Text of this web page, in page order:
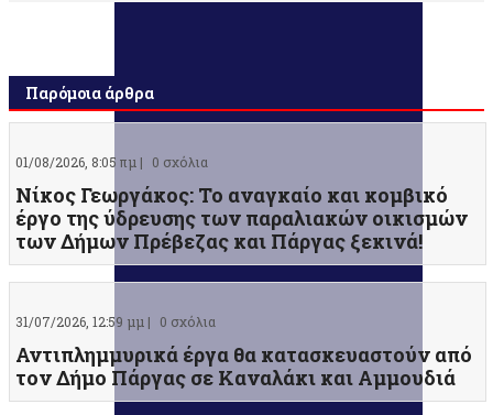
Παρόμοια άρθρα
01/08/2026, 8:05 πμ | 0 σχόλια
Νίκος Γεωργάκος: Το αναγκαίο και κομβικό
έργο της ύδρευσης των παραλιακών οικισμών
των Δήμων Πρέβεζας και Πάργας ξεκινά!
31/07/2026, 12:59 μμ | 0 σχόλια
Αντιπλημμυρικά έργα θα κατασκευαστούν από
τον Δήμο Πάργας σε Καναλάκι και Αμμουδιά